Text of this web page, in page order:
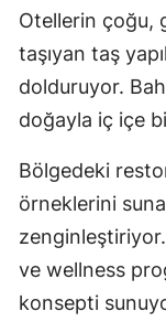
Otellerin çoğu,
taşıyan taş
dolduruyor.
doğayla iç içe
Bölgedeki
örneklerini
ve wellness
konsepti